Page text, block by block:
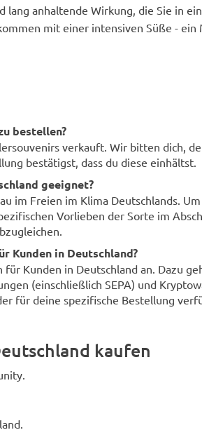
anhaltende Wirkung, die Sie in
mit einer intensiven Süße - ein
bestellen?
verkauft. Wir bitten dich,
bestätigst, dass du diese einhältst.
geeignet?
im Freien im Klima Deutschlands.
Vorlieben der Sorte im
Kunden in Deutschland?
Kunden in Deutschland an. Dazu
(einschließlich SEPA) und
für deine spezifische Bestellung
kaufen